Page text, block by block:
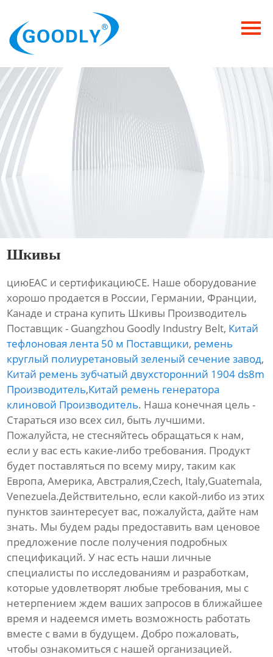
Продукция
ОТРАСЛИ
Категория
Новости
Контакты
Шкивы
циюЕАС и сертификациюСЕ. Наше оборудование
хорошо продается в России, Германии, Франции,
Канаде и страна купить Шкивы Производитель
Поставщик - Guangzhou Goodly Industry Belt, Китай
тефлоновая лента 50 м Поставщики, ремень
круглый полиуретановый зеленый сечение завод,
Китай ремень зубчатый двухсторонний 1904 ds8m
Производитель,Китай ремень генератора
клиновой Производитель. Наша конечная цель -
Стараться изо всех сил, быть лучшими.
Пожалуйста, не стесняйтесь обращаться к нам,
если у вас есть какие-либо требования. Продукт
будет поставляться по всему миру, таким как
Европа, Америка, Австралия,Czech, Italy,Guatemala,
Venezuela.Действительно, если какой-либо из этих
пунктов заинтересует вас, пожалуйста, дайте нам
знать. Мы будем рады предоставить вам ценовое
предложение после получения подробных
спецификаций. У нас есть наши личные
специалисты по исследованиям и разработкам,
которые удовлетворят любые требования, мы с
нетерпением ждем ваших запросов в ближайшее
время и надеемся иметь возможность работать
вместе с вами в будущем. Добро пожаловать,
чтобы ознакомиться с нашей организацией.